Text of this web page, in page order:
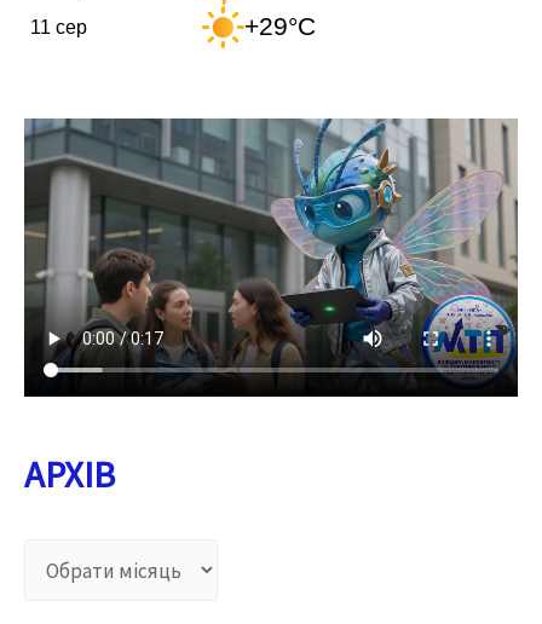
11 сер +29°C
АРХІВ